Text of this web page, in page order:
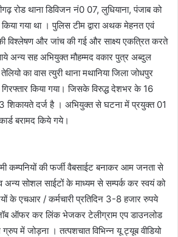
रोड थाना डिविजन नं0 07, लुधियाना, पंजाब को
किया गया था । पुलिस टीम द्वारा अथक मेहनत एवं
विश्लेषण और जांच की गई और साक्ष्य एकत्रित करते
अन्य सह अभियुक्त मौहम्मद वकार पुत्र अब्दुल
का वास त्युरी थाना मथानिया जिला जोधपुर
किया गया। जिसके विरुद्ध देशभर के 16
शिकायते दर्ज है । अभियुक्त से घटना में प्रयुक्त 01
बरामद किये गये।
कम्पनियों की फर्जी वैबसाईट बनाकर आम जनता से
सोशल साईटों के माध्यम से सम्पर्क कर स्वयं को
के एचआर / कर्मचारी प्रतिदिन 3-8 हजार रुपये
ऑफर कर लिंक भेजकर टेलीग्राम एप डाउनलोड
में जोड़ना । तत्पशचात विभिन्न यू ट्यूब वीडियो